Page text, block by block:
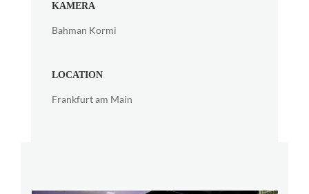
KAMERA
Bahman Kormi
LOCATION
Frankfurt am Main